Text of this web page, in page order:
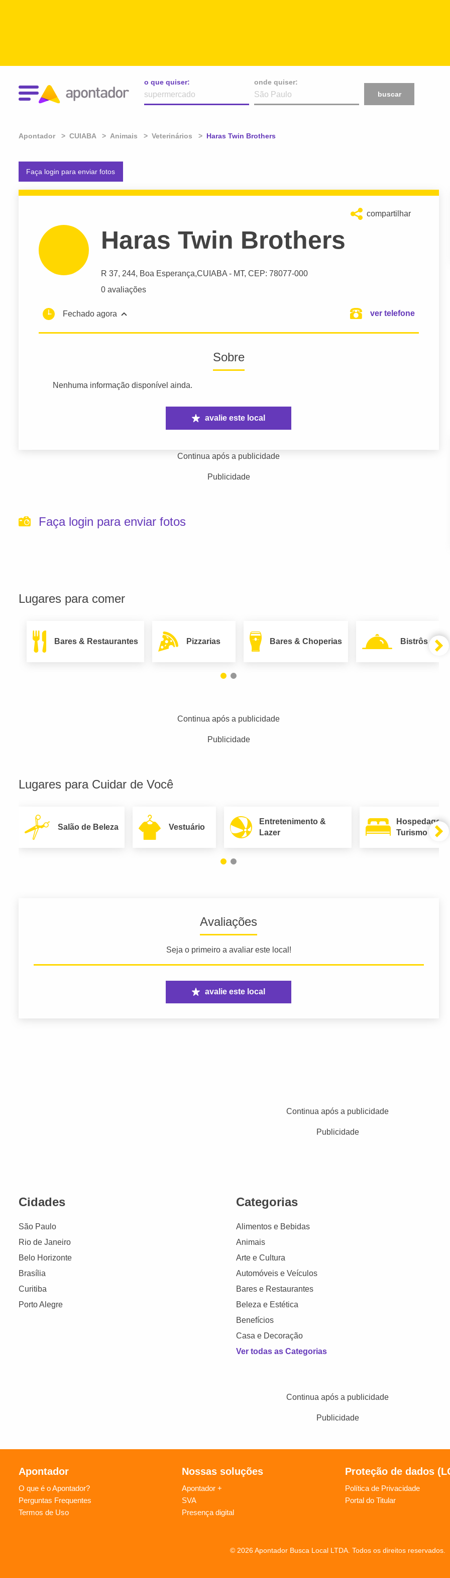
o que quiser:
onde quiser:
buscar
Apontador CUIABA Animais Veterinários Atual:
Haras Twin Brothers
Faça login para enviar fotos
compartilhar
Haras Twin Brothers
R 37, 244, Boa Esperança,CUIABA- MT, CEP: 78077-000
0 avaliações
Fechado agora ver telefone
Sobre
Nenhuma informação disponível ainda.
avalie este local
Continua após a publicidade
Publicidade
Faça login para enviar fotos
Lugares para comer
Bares & Restaurantes Pizzarias Bares & Choperias Bistrôs
Continua após a publicidade
Publicidade
Lugares para Cuidar de Você
Salão de Beleza Vestuário
Entretenimento &
Lazer
Hospedagem
Turismo
Avaliações
Seja o primeiro a avaliar este local!
avalie este local
Continua após a publicidade
Publicidade
Cidades
São Paulo
Rio de Janeiro
Belo Horizonte
Brasília
Curitiba
Porto Alegre
Categorias
Alimentos e Bebidas
Animais
Arte e Cultura
Automóveis e Veículos
Bares e Restaurantes
Beleza e Estética
Benefícios
Casa e Decoração
Ver todas as Categorias
Continua após a publicidade
Publicidade
Apontador
O que é o Apontador?
Perguntas Frequentes
Termos de Uso
Nossas soluções
Apontador +
SVA
Presença digital
Proteção de dados
Política de Privacidade
Portal do Titular
© 2026 Apontador Busca Local LTDA. Todos os direitos reservados.